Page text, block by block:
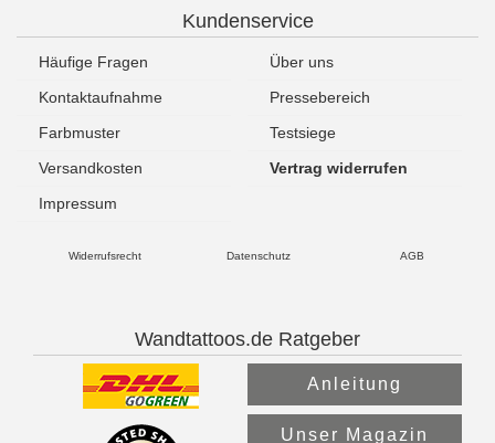
Kundenservice
Häufige Fragen
Über uns
Kontaktaufnahme
Pressebereich
Farbmuster
Testsiege
Versandkosten
Vertrag widerrufen
Impressum
Widerrufsrecht Datenschutz AGB
Wandtattoos.de Ratgeber
Anleitung
Unser Magazin